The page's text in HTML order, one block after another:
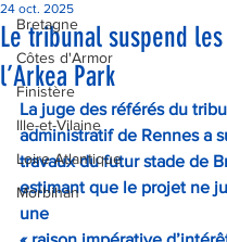
Bretagne
Côtes d'Armor
Finistère
Ille-et-Vilaine
Loire Atlantique
Morbihan
Le tribunal suspend
l’Arkea Park
24 oct. 2025
La juge des référés du
administratif de Rennes a
travaux du futur stade de
estimant que le projet ne
une